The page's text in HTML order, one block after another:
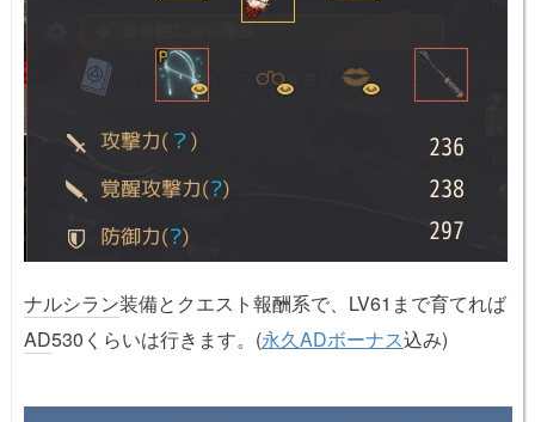
ナルシラン装備とクエスト報酬系で、LV61まで育てれば
AD530くらいは行きます。(永久ADボーナス込み)